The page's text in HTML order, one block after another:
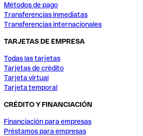
Métodos de pago
Transferencias inmediatas
Transferencias internacionales
TARJETAS DE EMPRESA
Todas las tarjetas
Tarjetas de crédito
Tarjeta virtual
Tarjeta temporal
CRÉDITO Y FINANCIACIÓN
Financiación para empresas
Préstamos para empresas